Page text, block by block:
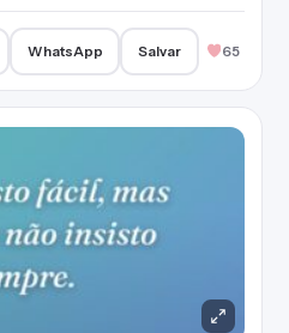
WhatsApp Salvar 65